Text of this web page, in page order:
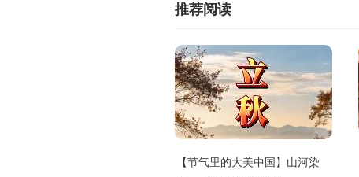
推荐阅读
【节气里的大美中国】山河染